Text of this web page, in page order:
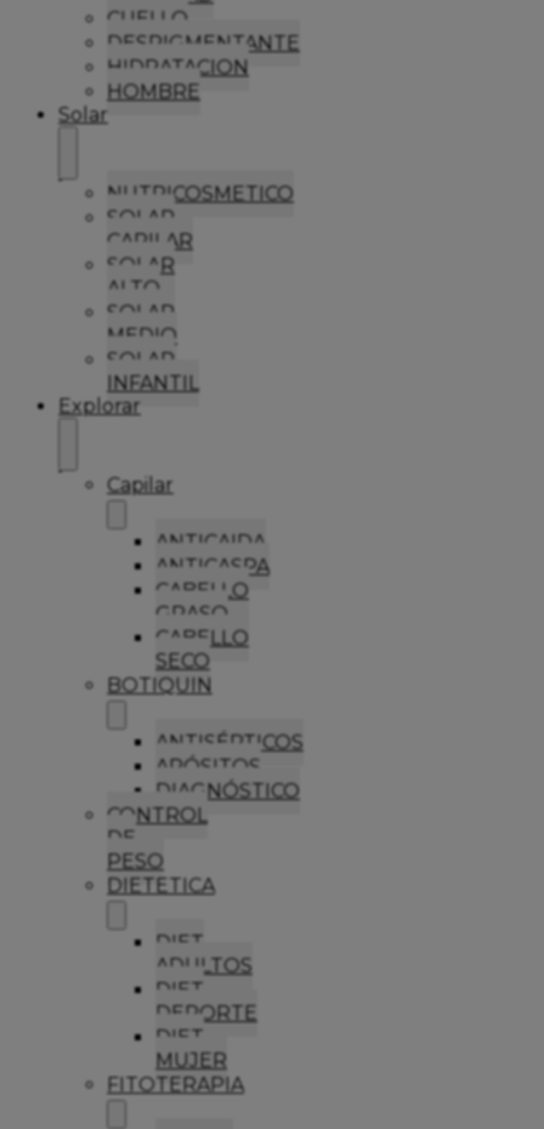
CUELLO
DESPIGMENTANTE
HIDRATACION
HOMBRE
Solar
NUTRICOSMETICO
SOLAR
CAPILAR
SOLAR
ALTO
SOLAR
MEDIO
SOLAR
INFANTIL
Explorar
Capilar
ANTICAIDA
ANTICASPA
CABELLO
GRASO
CABELLO
SECO
BOTIQUIN
ANTISÉPTICOS
APÓSITOS
DIAGNÓSTICO
CONTROL
DE
PESO
DIETETICA
DIET
ADULTOS
DIET
DEPORTE
DIET
MUJER
FITOTERAPIA